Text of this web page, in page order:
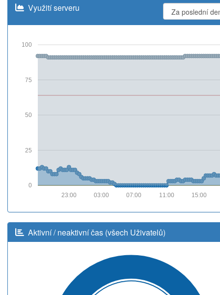
Využití serveru
0
25
50
75
100
15:00
11:00
07:00
03:00
23:00
Aktivní / neaktivní čas (všech Uživatelů)